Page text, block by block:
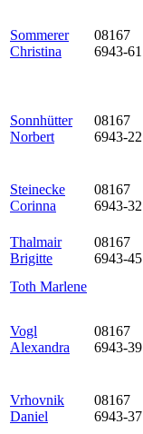
Sommerer
Christina
08167
6943-61
Sonnhütter
Norbert
08167
6943-22
Steinecke
Corinna
08167
6943-32
Thalmair
Brigitte
08167
6943-45
Toth Marlene
Vogl
Alexandra
08167
6943-39
Vrhovnik
Daniel
08167
6943-37